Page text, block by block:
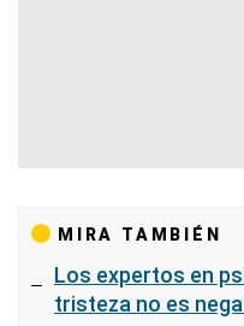
MIRA TAMBIÉN
Los expertos en
tristeza no es